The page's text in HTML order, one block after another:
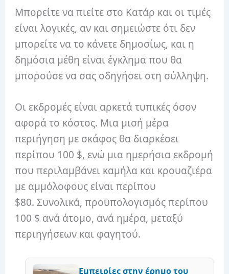
Μπορείτε να πιείτε στο Κατάρ και οι τιμές
είναι λογικές, αν και σημειώστε ότι δεν
μπορείτε να το κάνετε δημοσίως, και η
δημόσια μέθη είναι έγκλημα που θα
μπορούσε να σας οδηγήσει στη σύλληψη.
Οι εκδρομές είναι αρκετά τυπικές όσον
αφορά το κόστος. Μια μισή μέρα
περιήγηση με σκάφος θα διαρκέσει
περίπου 100 $, ενώ μια ημερήσια εκδρομή
που περιλαμβάνει καμήλα και κρουαζιέρα
με αμμόλοφους είναι περίπου
$80. Συνολικά, προϋπολογισμός περίπου
100 $ ανά άτομο, ανά ημέρα, μεταξύ
περιηγήσεων και φαγητού.
Eμπειρίες στην έρημο του